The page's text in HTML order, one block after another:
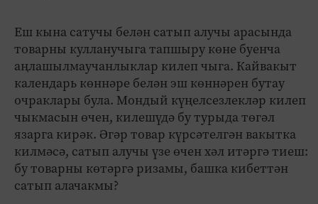
Еш кына сатучы белән сатып алучы арасында
товарны кулланучыга тапшыру көне буенча
аңлашылмаучанлыклар килеп чыга. Кайвакыт
календарь көннәре белән эш көннәрен бутау
очраклары була. Мондый күңелсезлекләр килеп
чыкмасын өчен, килешүдә бу турыда төгәл
язарга кирәк. Әгәр товар күрсәтелгән вакытка
килмәсә, сатып алучы үзе өчен хәл итәргә тиеш:
бу товарны көтәргә ризамы, башка кибеттән
сатып алачакмы?